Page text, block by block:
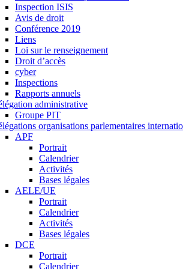
Inspection ISIS
Avis de droit
Conférence 2019
Liens
Loi sur le renseignement
Droit d’accès
cyber
Inspections
Rapports annuels
administrative
Groupe PIT
organisations parlementaires
APF
Portrait
Calendrier
Activités
Bases légales
AELE/UE
Portrait
Calendrier
Activités
Bases légales
DCE
Portrait
Calendrier